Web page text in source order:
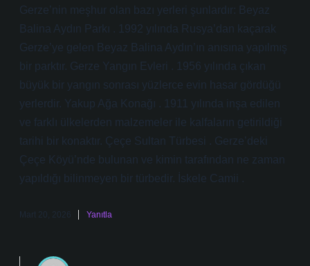
Gerze’nin meşhur olan bazı yerleri şunlardır: Beyaz
Balina Aydın Parkı . 1992 yılında Rusya’dan kaçarak
Gerze’ye gelen Beyaz Balina Aydın’ın anısına yapılmış
bir parktır. Gerze Yangın Evleri . 1956 yılında çıkan
büyük bir yangın sonrası yüzlerce evin hasar gördüğü
yerlerdir. Yakup Ağa Konağı . 1911 yılında inşa edilen
ve farklı ülkelerden malzemeler ile kalfaların getirildiği
tarihi bir konaktır. Çeçe Sultan Türbesi . Gerze’deki
Çeçe Köyü’nde bulunan ve kimin tarafından ne zaman
yapıldığı bilinmeyen bir türbedir. İskele Camii .
Mart 20, 2026 Yanıtla